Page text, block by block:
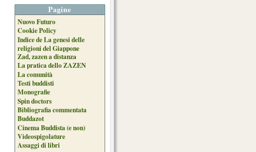
Pagine
Nuovo Futuro
Cookie Policy
Indice de La genesi delle
religioni del Giappone
Zad, zazen a distanza
La pratica dello ZAZEN
La comunità
Testi buddisti
Monografie
Spin doctors
Bibliografia commentata
Buddazot
Cinema Buddista (e non)
Videospigolature
Assaggi di libri